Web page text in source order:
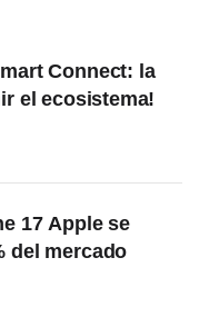
Connect: la
el ecosistema!
17 Apple se
del mercado